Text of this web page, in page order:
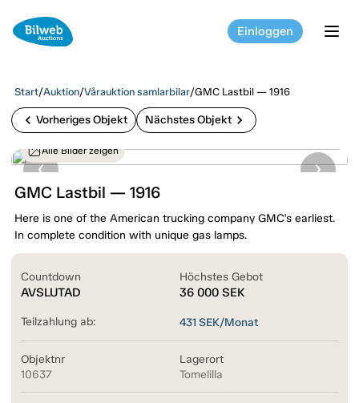
Einloggen
Start/Auktion/Vårauktion samlarbilar/GMC Lastbil — 1916
chevron_left Vorheriges Objekt Nächstes Objekt chevron_right
Alle Bilder zeigen
GMC Lastbil — 1916
Here is one of the American trucking company GMC's earliest.
In complete condition with unique gas lamps.
Countdown
AVSLUTAD
Höchstes Gebot
36 000 SEK
Teilzahlung ab: 431 SEK/Monat
Objektnr
10637
Lagerort
Tomelilla